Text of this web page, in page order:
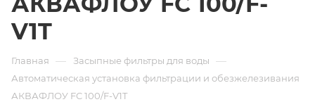
V1T
Главная — Засыпные фильтры для воды —
Автоматическая установка фильтрации и обезжелезивания
АКВАФЛОУ FC 100/F-V1T